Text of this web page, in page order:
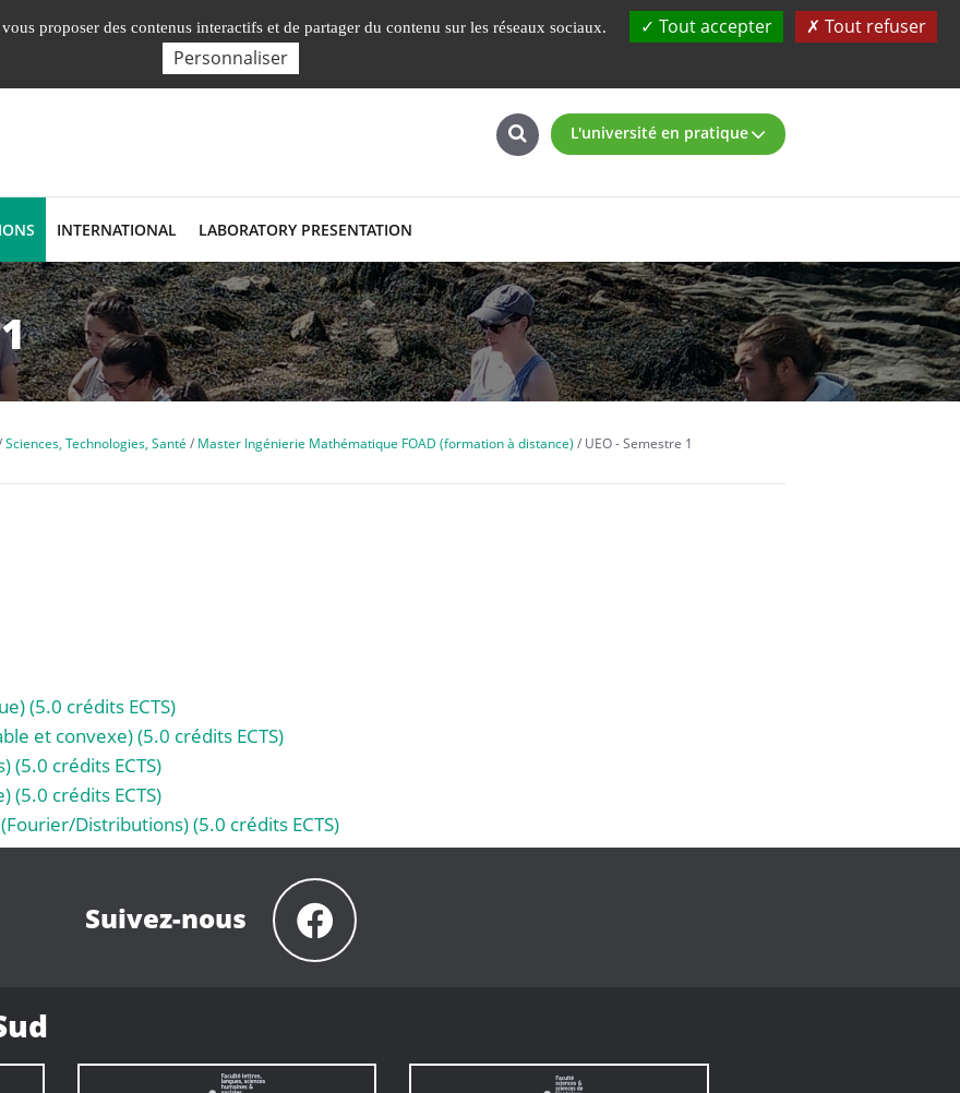
Laboratoires UBS Plateforme pédagogique
Nos Facultés, Instituts, Ecole
L'université en pratique
INTERNATIONAL LABORATORY PRESENTATION
Sciences, Technologies, Santé Master Ingénierie Mathématique FOAD (formation à distance) UEO - Semestre 1
(5.0 crédits ECTS)
et convexe) (5.0 crédits ECTS)
(5.0 crédits ECTS)
crédits ECTS)
Distributions) (5.0 crédits ECTS)
Suivez-nous
proposer des contenus interactifs et de partager du contenu sur les réseaux sociaux. Tout accepter
Tout refuser
Personnaliser